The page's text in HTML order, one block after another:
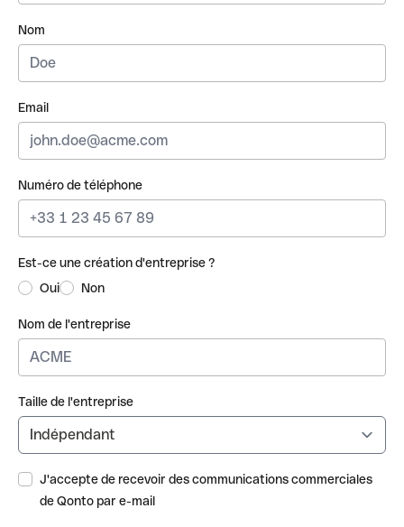
Nom
Email
Numéro de téléphone
Est-ce une création d'entreprise ?
Oui
Non
Nom de l'entreprise
Taille de l'entreprise
J'accepte de recevoir des communications commerciales
de Qonto par e-mail